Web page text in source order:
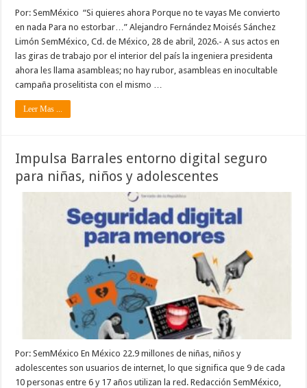
Por: SemMéxico “Si quieres ahora Porque no te vayas Me convierto
en nada Para no estorbar…” Alejandro Fernández Moisés Sánchez
Limón SemMéxico, Cd. de México, 28 de abril, 2026.- A sus actos en
las giras de trabajo por el interior del país la ingeniera presidenta
ahora les llama asambleas; no hay rubor, asambleas en inocultable
campaña proselitista con el mismo …
Leer Mas ...
Impulsa Barrales entorno digital seguro
para niñas, niños y adolescentes
Por: SemMéxico En México 22.9 millones de niñas, niños y
adolescentes son usuarios de internet, lo que significa que 9 de cada
10 personas entre 6 y 17 años utilizan la red. Redacción SemMéxico,